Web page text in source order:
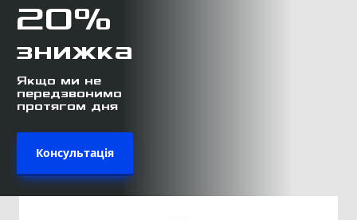
20%
знижка
Якщо ми не
передзвонимо
протягом дня
Консультація